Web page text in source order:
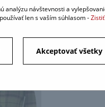
analýzu návštevnosti a
len s vaším súhlasom -
Akceptovať všetky